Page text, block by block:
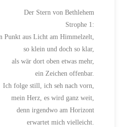
Der Stern von Bethlehem
Strophe 1:
Punkt aus Licht am Himmelzelt,
so klein und doch so klar,
als wär dort oben etwas mehr,
ein Zeichen offenbar.
Ich folge still, ich seh nach vorn,
mein Herz, es wird ganz weit,
denn irgendwo am Horizont
erwartet mich vielleicht.